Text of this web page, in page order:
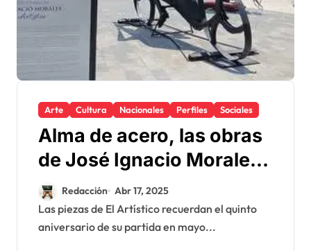
Arte Cultura Nacionales Perfiles Sociales
Alma de acero, las obras
de José Ignacio Morales
(El Artístico), en Galerías
360
Redacción Abr 17, 2025
Las piezas de El Artístico recuerdan el quinto
aniversario de su partida en mayo...